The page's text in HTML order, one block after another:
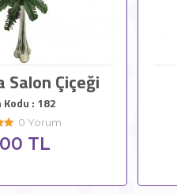
Salon Çiçeği
Kodu : 182
0 Yorum
TL